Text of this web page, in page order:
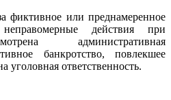
фиктивное или преднамеренное
действия при
административная
банкротство, повлекшее
уголовная ответственность.